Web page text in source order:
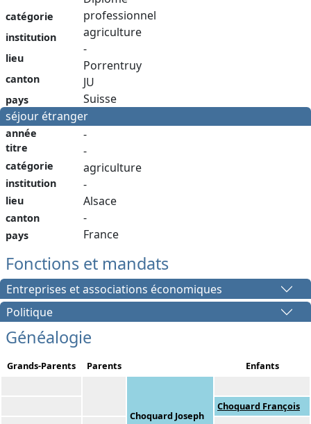
catégorie
institution
lieu
canton
pays
professionnel
agriculture
-
Porrentruy
JU
Suisse
séjour étranger
année
titre
catégorie
institution
lieu
canton
pays
-
-
agriculture
-
Alsace
-
France
Fonctions et mandats
Entreprises et associations économiques
Politique
Généalogie
Grands-Parents Parents Enfants
Choquard Joseph
Choquard François